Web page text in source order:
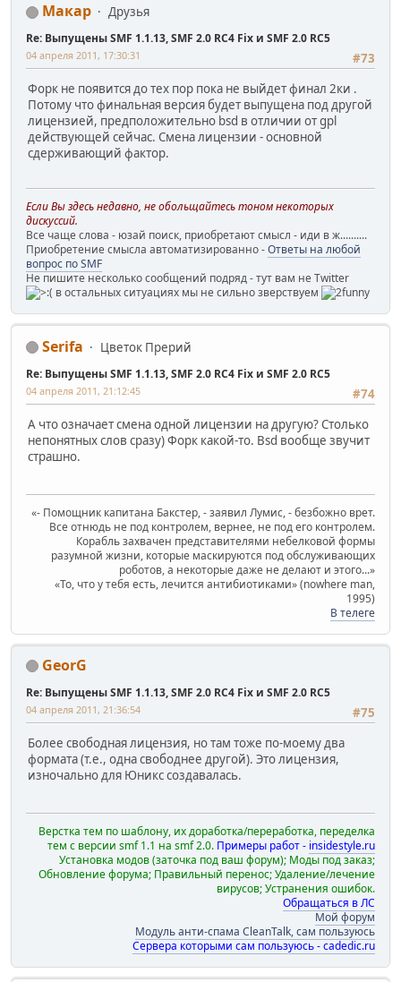
Макар Друзья
Re: Выпущены SMF 1.1.13, SMF 2.0 RC4 Fix и SMF 2.0 RC5
#73
04 апреля 2011, 17:30:31
Форк не появится до тех пор пока не выйдет финал 2ки .
Потому что финальная версия будет выпущена под другой
лицензией, предположительно bsd в отличии от gpl
действующей сейчас. Смена лицензии - основной
сдерживающий фактор.
Если Вы здесь недавно, не обольщайтесь тоном некоторых
дискуссий.
Все чаще слова - юзай поиск, приобретают смысл - иди в ж..........
Приобретение смысла автоматизированно -Ответы на любой
вопрос по SMF
Не пишите несколько сообщений подряд - тут вам не Twitter
в остальных ситуациях мы не сильно зверствуем
Serifa Цветок Прерий
Re: Выпущены SMF 1.1.13, SMF 2.0 RC4 Fix и SMF 2.0 RC5
#74
04 апреля 2011, 21:12:45
А что означает смена одной лицензии на другую? Столько
непонятных слов сразу) Форк какой-то. Bsd вообще звучит
страшно.
«- Помощник капитана Бакстер, - заявил Лумис, - безбожно врет.
Все отнюдь не под контролем, вернее, не под его контролем.
Корабль захвачен представителями небелковой формы
разумной жизни, которые маскируются под обслуживающих
роботов, а некоторые даже не делают и этого...»
«То, что у тебя есть, лечится антибиотиками» (nowhere man,
1995)
В телеге
GeorG
Re: Выпущены SMF 1.1.13, SMF 2.0 RC4 Fix и SMF 2.0 RC5
#75
04 апреля 2011, 21:36:54
Более свободная лицензия, но там тоже по-моему два
формата (т.е., одна свободнее другой). Это лицензия,
изночально для Юникс создавалась.
Верстка тем по шаблону, их доработка/переработка, переделка
тем с версии smf 1.1 на smf 2.0. Примеры работ - insidestyle.ru
Установка модов (заточка под ваш форум); Моды под заказ;
Обновление форума; Правильный перенос; Удаление/лечение
вирусов; Устранения ошибок.
Обращаться в ЛС
Мой форум
Модуль анти-спама CleanTalk, сам пользуюсь
Сервера которыми сам пользуюсь - cadedic.ru